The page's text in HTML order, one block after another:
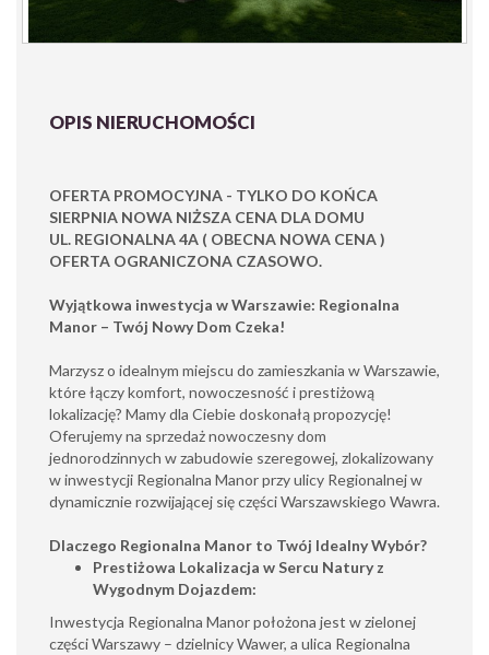
OPIS NIERUCHOMOŚCI
OFERTA PROMOCYJNA - TYLKO DO KOŃCA
SIERPNIA NOWA NIŻSZA CENA DLA DOMU
UL. REGIONALNA 4A ( OBECNA NOWA CENA )
OFERTA OGRANICZONA CZASOWO.
Wyjątkowa inwestycja w Warszawie: Regionalna
Manor – Twój Nowy Dom Czeka!
Marzysz o idealnym miejscu do zamieszkania w Warszawie,
które łączy komfort, nowoczesność i prestiżową
lokalizację? Mamy dla Ciebie doskonałą propozycję!
Oferujemy na sprzedaż nowoczesny dom
jednorodzinnych w zabudowie szeregowej, zlokalizowany
w inwestycji Regionalna Manor przy ulicy Regionalnej w
dynamicznie rozwijającej się części Warszawskiego Wawra.
Dlaczego Regionalna Manor to Twój Idealny Wybór?
Prestiżowa Lokalizacja w Sercu Natury z
Wygodnym Dojazdem:
Inwestycja Regionalna Manor położona jest w zielonej
części Warszawy – dzielnicy Wawer, a ulica Regionalna